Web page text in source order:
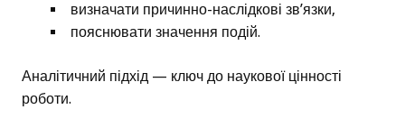
визначати причинно-наслідкові зв’язки,
пояснювати значення подій.
Аналітичний підхід — ключ до наукової цінності
роботи.